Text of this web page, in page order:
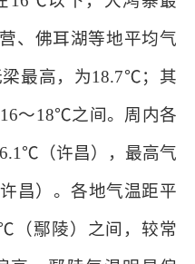
、佛耳湖等地平均气
最高，为18.7℃；其
～18℃之间。周内各
（许昌），最高气
昌）。各地气温距平
（鄢陵）之间，较常